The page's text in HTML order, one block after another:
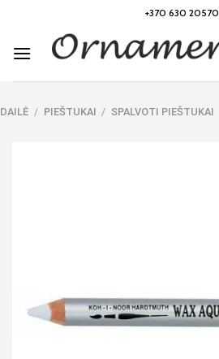
content
+370 630 20570
DAILĖ / PIEŠTUKAI / SPALVOTI PIEŠTUKAI